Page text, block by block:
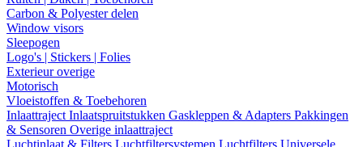
Carbon & Polyester delen
Window visors
Sleepogen
Logo's | Stickers | Folies
Exterieur overige
Motorisch
Vloeistoffen & Toebehoren
Inlaattraject Inlaatspruitstukken Gaskleppen & Adapters Pakkingen
& Sensoren Overige inlaattraject
Luchtinlaat & Filters Luchtfiltersystemen Luchtfilters Universele